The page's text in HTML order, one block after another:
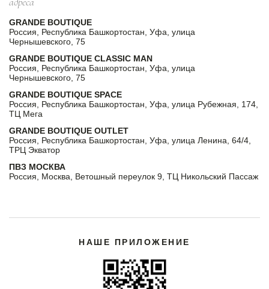
GRANDE BOUTIQUE
Россия, Республика Башкортостан, Уфа, улица
Чернышевского, 75
GRANDE BOUTIQUE CLASSIC MAN
Россия, Республика Башкортостан, Уфа, улица
Чернышевского, 75
GRANDE BOUTIQUE SPACE
Россия, Республика Башкортостан, Уфа, улица Рубежная, 174,
ТЦ Мега
GRANDE BOUTIQUE OUTLET
Россия, Республика Башкортостан, Уфа, улица Ленина, 64/4,
ТРЦ Экватор
ПВЗ МОСКВА
Россия, Москва, Ветошный переулок 9, ТЦ Никольский Пассаж
НАШЕ ПРИЛОЖЕНИЕ